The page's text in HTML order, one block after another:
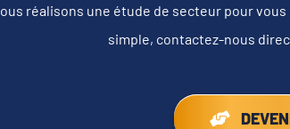
réalisons une étude de secteur pour
simple, contactez-nous